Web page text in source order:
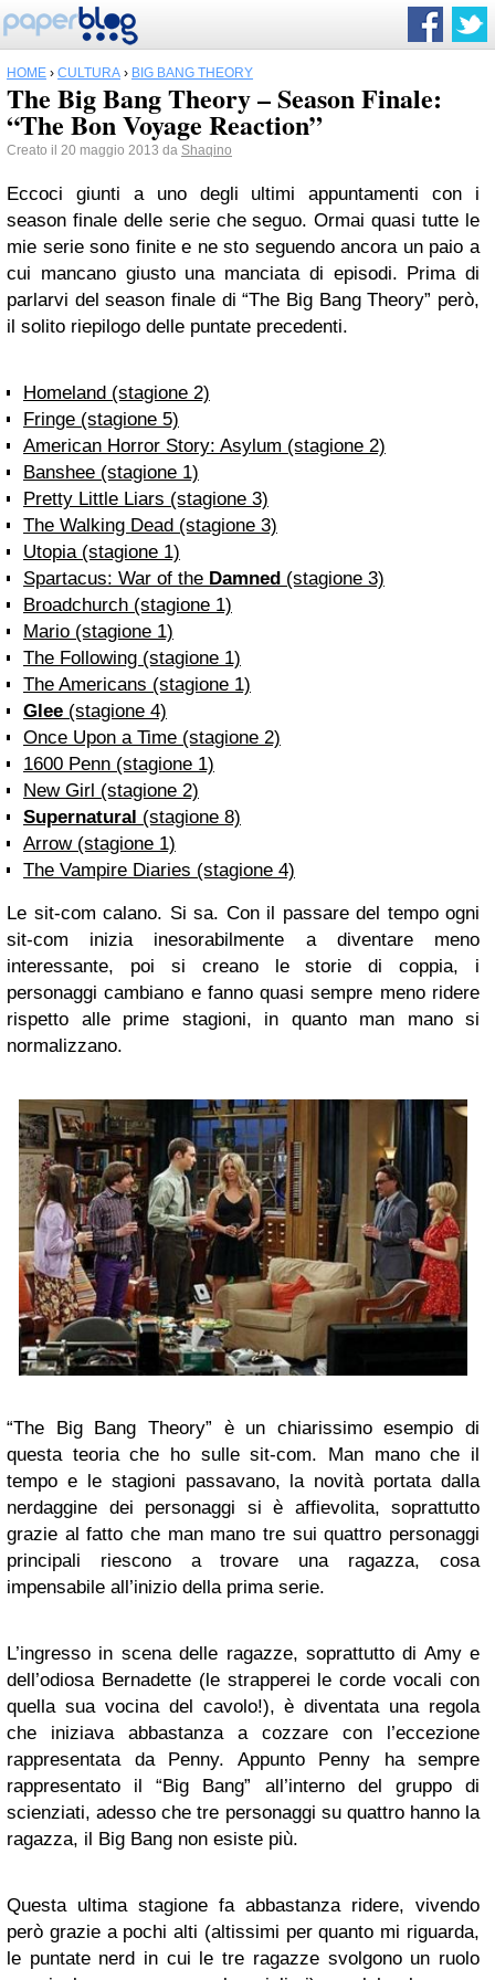
HOME › CULTURA › BIG BANG THEORY
The Big Bang Theory – Season Finale:
“The Bon Voyage Reaction”
Creato il 20 maggio 2013 da Shaqino
Eccoci giunti a uno degli ultimi appuntamenti con i
season finale delle serie che seguo. Ormai quasi tutte le
mie serie sono finite e ne sto seguendo ancora un paio a
cui mancano giusto una manciata di episodi. Prima di
parlarvi del season finale di “The Big Bang Theory” però,
il solito riepilogo delle puntate precedenti.
Homeland (stagione 2)
Fringe (stagione 5)
American Horror Story: Asylum (stagione 2)
Banshee (stagione 1)
Pretty Little Liars (stagione 3)
The Walking Dead (stagione 3)
Utopia (stagione 1)
Spartacus: War of the Damned (stagione 3)
Broadchurch (stagione 1)
Mario (stagione 1)
The Following (stagione 1)
The Americans (stagione 1)
Glee (stagione 4)
Once Upon a Time (stagione 2)
1600 Penn (stagione 1)
New Girl (stagione 2)
Supernatural (stagione 8)
Arrow (stagione 1)
The Vampire Diaries (stagione 4)
Le sit-com calano. Si sa. Con il passare del tempo ogni
sit-com inizia inesorabilmente a diventare meno
interessante, poi si creano le storie di coppia, i
personaggi cambiano e fanno quasi sempre meno ridere
rispetto alle prime stagioni, in quanto man mano si
normalizzano.
“The Big Bang Theory” è un chiarissimo esempio di
questa teoria che ho sulle sit-com. Man mano che il
tempo e le stagioni passavano, la novità portata dalla
nerdaggine dei personaggi si è affievolita, soprattutto
grazie al fatto che man mano tre sui quattro personaggi
principali riescono a trovare una ragazza, cosa
impensabile all’inizio della prima serie.
L’ingresso in scena delle ragazze, soprattutto di Amy e
dell’odiosa Bernadette (le strapperei le corde vocali con
quella sua vocina del cavolo!), è diventata una regola
che iniziava abbastanza a cozzare con l’eccezione
rappresentata da Penny. Appunto Penny ha sempre
rappresentato il “Big Bang” all’interno del gruppo di
scienziati, adesso che tre personaggi su quattro hanno la
ragazza, il Big Bang non esiste più.
Questa ultima stagione fa abbastanza ridere, vivendo
però grazie a pochi alti (altissimi per quanto mi riguarda,
le puntate nerd in cui le tre ragazze svolgono un ruolo